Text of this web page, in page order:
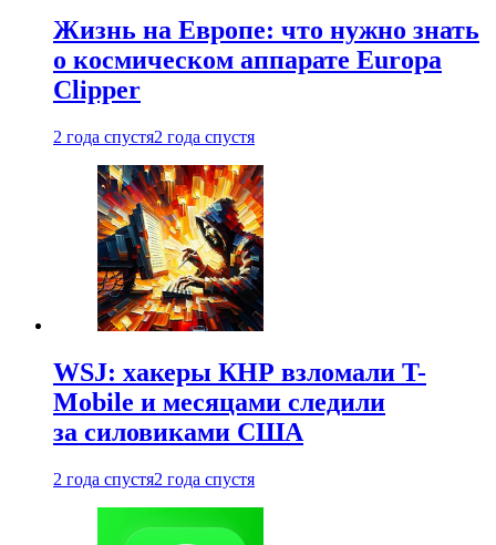
Жизнь на Европе: что нужно знать
о космическом аппарате Europa
Clipper
2 года спустя2 года спустя
WSJ: хакеры КНР взломали T-
Mobile и месяцами следили
за силовиками США
2 года спустя2 года спустя